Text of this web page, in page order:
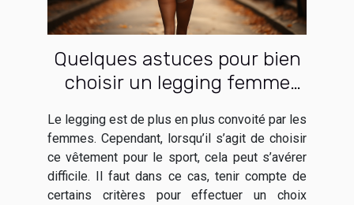
Quelques astuces pour bien
choisir un legging femme
Le legging est de plus en plus convoité par les
femmes. Cependant, lorsqu’il s’agit de choisir
ce vêtement pour le sport, cela peut s’avérer
difficile. Il faut dans ce cas, tenir compte de
certains critères pour effectuer un choix